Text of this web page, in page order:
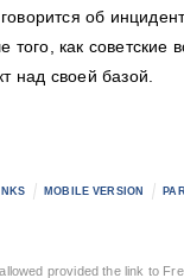
об
как советские
над своей базой.
MOBILE VERSION
provided the link to